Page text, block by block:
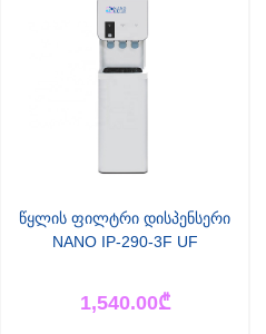
წყლის ფილტრი დისპენსერი
NANO IP-290-3F UF
1,540.00₾